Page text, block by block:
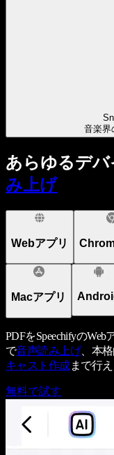
音楽界
あらゆるデ
み上げ
Webアプリ
Macアプリ
PDFをSpeechifyの
で音声読み上げ、本
キャスト作成まで行
無料で試す